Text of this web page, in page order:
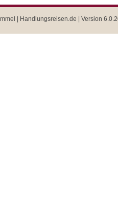
| Handlungsreisen.de | Version